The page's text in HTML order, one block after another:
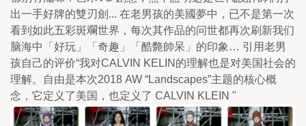
出一手好牌的雙刃劍... 在老男孩的美國夢中，已不是第一次
看到如此五彩斑斕世界，每次其作品的问世都再次刷新我们
脑海中「好玩」「奇趣」「酷斃帥呆」的印象… 引用老男
孩自己的评价“我对CALVIN KELIN的理解也是对美国社会的
理解。自由是本次2018 AW “Landscapes”主题的核心概
念，它定义了美国，也定义了 CALVIN KLEIN "